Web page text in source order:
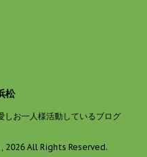
松
しお一人様活動しているブログ
2026 All Rights Reserved.